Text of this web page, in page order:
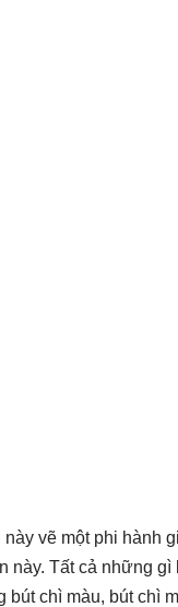
vẽ một phi hành
Tất cả những gì
bút chì màu, bút chì